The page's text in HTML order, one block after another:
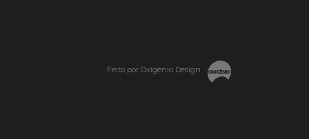
Feito por Oxigênio Design